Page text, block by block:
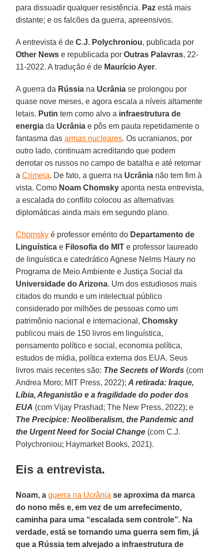
para dissuadir qualquer resistência. Paz está mais
distante; e os falcões da guerra, apreensivos.
A entrevista é deC.J. Polychroniou, publicada por
Other News e republicada porOutras Palavras, 22-
11-2022. A tradução é de Maurício Ayer.
A guerra da Rússia na Ucrânia se prolongou por
quase nove meses, e agora escala a níveis altamente
letais. Putin tem como alvo a infraestrutura de
energia da Ucrânia e pôs em pauta repetidamente o
fantasma dasarmas nucleares. Os ucranianos, por
outro lado, continuam acreditando que podem
derrotar os russos no campo de batalha e até retomar
a Crimeia. De fato, a guerra na Ucrânia não tem fim à
vista. Como Noam Chomsky aponta nesta entrevista,
a escalada do conflito colocou as alternativas
diplomáticas ainda mais em segundo plano.
Chomsky é professor emérito do Departamento de
Linguística e Filosofia do MIT e professor laureado
de linguística e catedrático Agnese Nelms Haury no
Programa de Meio Ambiente e Justiça Social da
Universidade do Arizona. Um dos estudiosos mais
citados do mundo e um intelectual público
considerado por milhões de pessoas como um
patrimônio nacional e internacional,Chomsky
publicou mais de 150 livros em linguística,
pensamento político e social, economia política,
estudos de mídia, política externa dos EUA. Seus
livros mais recentes são: The Secrets of Words (com
Andrea Moro; MIT Press, 2022);A retirada: Iraque,
Líbia, Afeganistão e a fragilidade do poder dos
EUA (com Vijay Prashad; The New Press, 2022); e
The Precipice: Neoliberalism, the Pandemic and
the Urgent Need for Social Change (com C.J.
Polychroniou; Haymarket Books, 2021).
Eis a entrevista.
Noam, aguerra na Ucrânia se aproxima da marca
do nono mês e, em vez de um arrefecimento,
caminha para uma “escalada sem controle”. Na
verdade, está se tornando uma guerra sem fim, já
que a Rússia tem alvejado a infraestrutura de